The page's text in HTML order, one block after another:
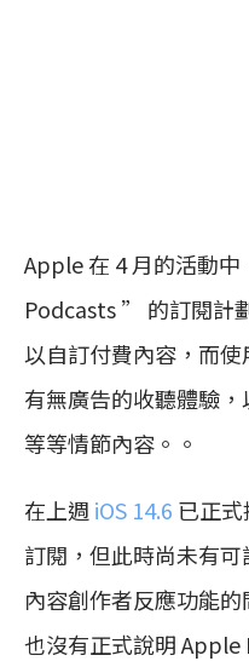
Apple 在 4 月的活動
Podcasts ” 的訂閱計
以自訂付費內容，而
有無廣告的收聽體驗
等等情節內容。。
在上週iOS 14.6 已正
訂閱，但此時尚未有
內容創作者反應功能
也沒有正式說明